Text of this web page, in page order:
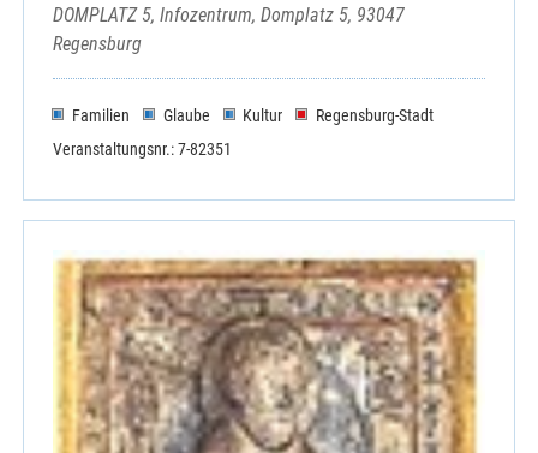
DOMPLATZ 5, Infozentrum, Domplatz 5, 93047
Regensburg
Familien Glaube Kultur
Regensburg-Stadt
Veranstaltungsnr.: 7-82351